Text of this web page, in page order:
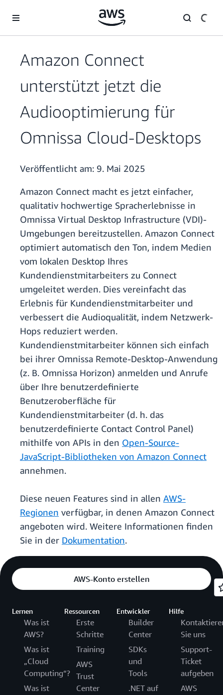
Überspringen zum Hauptinhalt
Amazon Connect
unterstützt jetzt die
Audiooptimierung für
Omnissa Cloud-Desktops
Veröffentlicht am: 9. Mai 2025
Amazon Connect macht es jetzt einfacher,
qualitativ hochwertige Spracherlebnisse in
Omnissa Virtual Desktop Infrastructure (VDI)-
Umgebungen bereitzustellen. Amazon Connect
optimiert automatisch den Ton, indem Medien
vom lokalen Desktop Ihres
Kundendienstmitarbeiters zu Connect
umgeleitet werden. Dies vereinfacht das
Erlebnis für Kundendienstmitarbeiter und
verbessert die Audioqualität, indem Netzwerk-
Hops reduziert werden.
Kundendienstmitarbeiter können sich einfach
bei ihrer Omnissa Remote-Desktop-Anwendung
(z. B. Omnissa Horizon) anmelden und Anrufe
über Ihre benutzerdefinierte
Benutzeroberfläche für
Kundendienstmitarbeiter (d. h. das
benutzerdefinierte Contact Control Panel)
mithilfe von APIs in den Open-Source-
JavaScript-Bibliotheken von Amazon Connect
annehmen.
Diese neuen Features sind in allen AWS-
Regionen verfügbar, in denen Amazon Connect
angeboten wird. Weitere Informationen finden
Sie in der Dokumentation.
AWS-Konto erstellen
Lernen
Was ist
AWS?
Was ist
„Cloud
Computing“?
Was ist
Ressourcen
Erste
Schritte
Training
AWS
Trust
Center
Entwickler
Builder
Center
SDKs
und
Tools
.NET auf
Hilfe
Sie uns
Support-
Ticket
aufgeben
AWS